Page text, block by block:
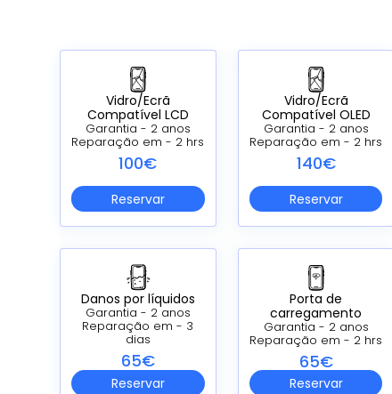
Vidro/Ecrã
Compatível LCD
Garantia - 2 anos
Reparação em - 2 hrs
100€
Reservar
Vidro/Ecrã
Compatível OLED
Garantia - 2 anos
Reparação em - 2 hrs
140€
Reservar
Danos por líquidos
Garantia - 2 anos
Reparação em - 3
dias
65€
Reservar
Porta de
carregamento
Garantia - 2 anos
Reparação em - 2 hrs
65€
Reservar